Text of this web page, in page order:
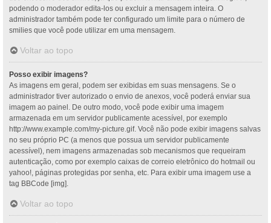
podendo o moderador edita-los ou excluir a mensagem inteira. O
administrador também pode ter configurado um limite para o número de
smilies que você pode utilizar em uma mensagem.
Voltar ao topo
Posso exibir imagens?
As imagens em geral, podem ser exibidas em suas mensagens. Se o
administrador tiver autorizado o envio de anexos, você poderá enviar sua
imagem ao painel. De outro modo, você pode exibir uma imagem
armazenada em um servidor publicamente acessível, por exemplo
http://www.example.com/my-picture.gif. Você não pode exibir imagens salvas
no seu próprio PC (a menos que possua um servidor publicamente
acessível), nem imagens armazenadas sob mecanismos que requeiram
autenticação, como por exemplo caixas de correio eletrônico do hotmail ou
yahoo!, páginas protegidas por senha, etc. Para exibir uma imagem use a
tag BBCode [img].
Voltar ao topo